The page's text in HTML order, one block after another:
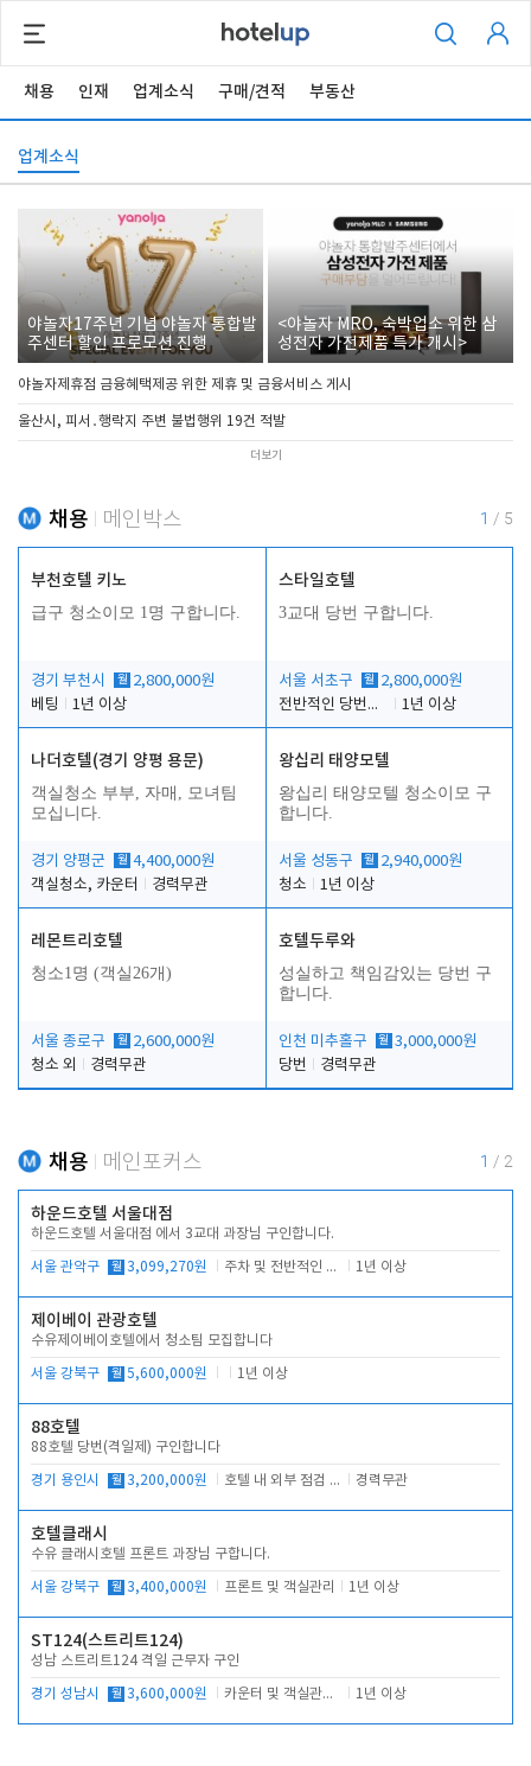
채용 인재 업계소식 구매/견적 부동산
업계소식
야놀자17주년 기념 야놀자 통합발
주센터 할인 프로모션 진행
<야놀자 MRO, 숙박업소 위한 삼
성전자 가전제품 특가 개시>
야놀자제휴점 금융혜택제공 위한 제휴 및 금융서비스 게시
울산시, 피서․행락지 주변 불법행위 19건 적발
더보기
채용 메인박스 1 / 5
부천호텔 키노
급구 청소이모 1명 구합니다.
경기 부천시 월 2,800,000원
베팅
1년 이상
스타일호텔
3교대 당번 구합니다.
서울 서초구 월 2,800,000원
전반적인 당번업무
1년 이상
나더호텔(경기 양평 용문)
객실청소 부부, 자매, 모녀팀
모십니다.
경기 양평군 월 4,400,000원
객실청소, 카운터
경력무관
왕십리 태양모텔
왕십리 태양모텔 청소이모 구
합니다.
서울 성동구 월 2,940,000원
청소
1년 이상
레몬트리호텔
청소1명 (객실26개)
서울 종로구 월 2,600,000원
청소 외
경력무관
호텔두루와
성실하고 책임감있는 당번 구
합니다.
인천 미추홀구 월 3,000,000원
당번
경력무관
채용 메인포커스 1 / 2
하운드호텔 서울대점
하운드호텔 서울대점 에서 3교대 과장님 구인합니다.
서울 관악구 월 3,099,270원 주차 및 전반적인 당번업무 1년 이상
제이베이 관광호텔
수유제이베이호텔에서 청소팀 모집합니다
서울 강북구 월 5,600,000원 1년 이상
88호텔
88호텔 당번(격일제) 구인합니다
경기 용인시 월 3,200,000원 호텔 내 외부 점검 및 프런트 운영 경력무관
호텔클래시
수유 클래시호텔 프론트 과장님 구합니다.
서울 강북구 월 3,400,000원 프론트 및 객실관리 1년 이상
ST124(스트리트124)
성남 스트리트124 격일 근무자 구인
경기 성남시 월 3,600,000원 카운터 및 객실관리 전반 1년 이상